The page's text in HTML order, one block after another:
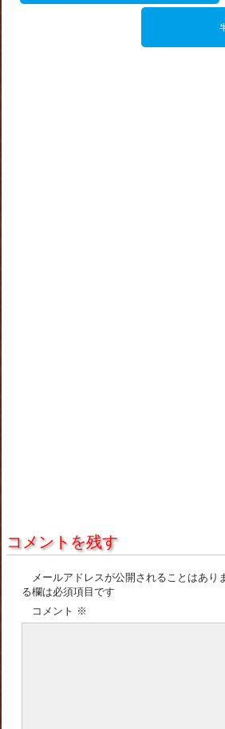
コメントを残す
メールアドレスが公開されることはあり
る欄は必須項目です
コメント ※